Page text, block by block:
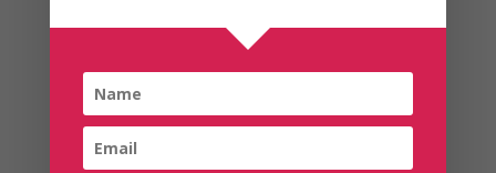
Los elíxires ancestrales: bebidas tradicionales de
América que cuentan la historia de cada país La...
leer más